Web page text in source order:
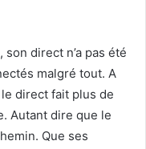
direct n’a pas été
malgré tout. A
direct fait plus de
Autant dire que le
Que ses